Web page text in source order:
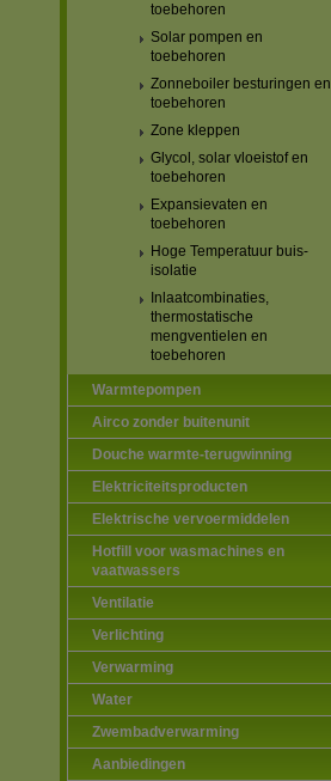
toebehoren
Solar pompen en
toebehoren
Zonneboiler besturingen en
toebehoren
Zone kleppen
Glycol, solar vloeistof en
toebehoren
Expansievaten en
toebehoren
Hoge Temperatuur buis-
isolatie
Inlaatcombinaties,
thermostatische
mengventielen en
toebehoren
Warmtepompen
Airco zonder buitenunit
Douche warmte-terugwinning
Elektriciteitsproducten
Elektrische vervoermiddelen
Hotfill voor wasmachines en
vaatwassers
Ventilatie
Verlichting
Verwarming
Water
Zwembadverwarming
Aanbiedingen